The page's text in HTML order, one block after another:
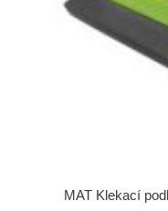
MAT Klekací